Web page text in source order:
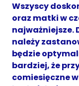
Wszyscy
oraz matki w
najważniejsze.
należy
będzie
bardziej, że
comiesięczne